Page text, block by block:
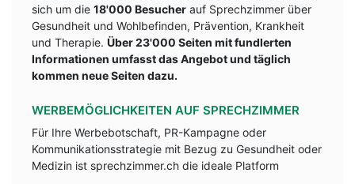
sich um die 18'000 Besucher auf Sprechzimmer über
Gesundheit und Wohlbefinden, Prävention, Krankheit
und Therapie. Über 23'000 Seiten mit fundlerten
Informationen umfasst das Angebot und täglich
kommen neue Seiten dazu.
WERBEMÖGLICHKEITEN AUF SPRECHZIMMER
Für Ihre Werbebotschaft, PR-Kampagne oder
Kommunikationsstrategie mit Bezug zu Gesundheit oder
Medizin ist sprechzimmer.ch die ideale Platform